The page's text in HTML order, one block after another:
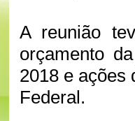
A reunião
orçamento
2018 e ações
Federal.